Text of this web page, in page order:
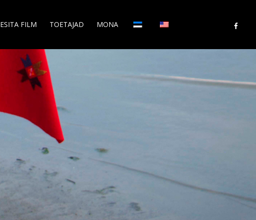
ESITA FILM TOETAJAD MONA